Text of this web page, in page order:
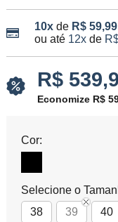
10xde R$ 59,99
ou até 12xde
R$
Economize R$
Cor:
Selecione o
38
39 40